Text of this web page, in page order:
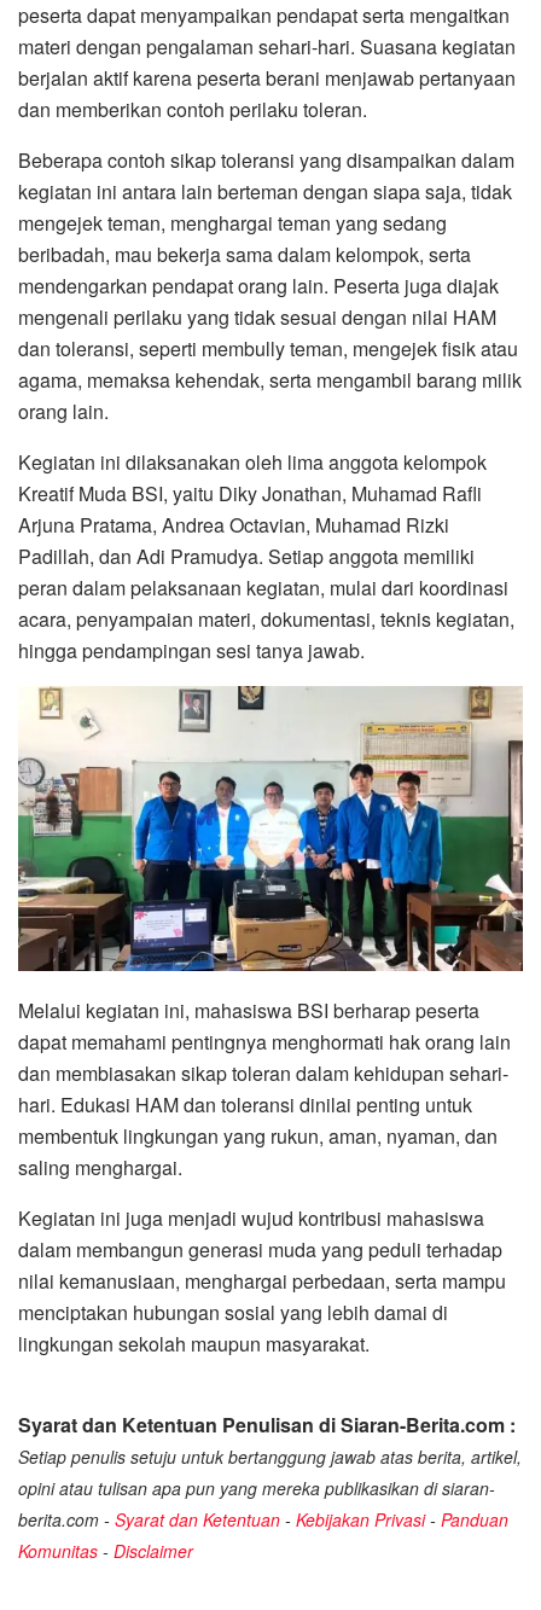
peserta dapat menyampaikan pendapat serta mengaitkan
materi dengan pengalaman sehari-hari. Suasana kegiatan
berjalan aktif karena peserta berani menjawab pertanyaan
dan memberikan contoh perilaku toleran.
Beberapa contoh sikap toleransi yang disampaikan dalam
kegiatan ini antara lain berteman dengan siapa saja, tidak
mengejek teman, menghargai teman yang sedang
beribadah, mau bekerja sama dalam kelompok, serta
mendengarkan pendapat orang lain. Peserta juga diajak
mengenali perilaku yang tidak sesuai dengan nilai HAM
dan toleransi, seperti membully teman, mengejek fisik atau
agama, memaksa kehendak, serta mengambil barang milik
orang lain.
Kegiatan ini dilaksanakan oleh lima anggota kelompok
Kreatif Muda BSI, yaitu Diky Jonathan, Muhamad Rafli
Arjuna Pratama, Andrea Octavian, Muhamad Rizki
Padillah, dan Adi Pramudya. Setiap anggota memiliki
peran dalam pelaksanaan kegiatan, mulai dari koordinasi
acara, penyampaian materi, dokumentasi, teknis kegiatan,
hingga pendampingan sesi tanya jawab.
Melalui kegiatan ini, mahasiswa BSI berharap peserta
dapat memahami pentingnya menghormati hak orang lain
dan membiasakan sikap toleran dalam kehidupan sehari-
hari. Edukasi HAM dan toleransi dinilai penting untuk
membentuk lingkungan yang rukun, aman, nyaman, dan
saling menghargai.
Kegiatan ini juga menjadi wujud kontribusi mahasiswa
dalam membangun generasi muda yang peduli terhadap
nilai kemanusiaan, menghargai perbedaan, serta mampu
menciptakan hubungan sosial yang lebih damai di
lingkungan sekolah maupun masyarakat.
Syarat dan Ketentuan Penulisan di Siaran-Berita.com :
Setiap penulis setuju untuk bertanggung jawab atas berita, artikel,
opini atau tulisan apa pun yang mereka publikasikan di siaran-
berita.com - Syarat dan Ketentuan - Kebijakan Privasi- Panduan
Komunitas - Disclaimer